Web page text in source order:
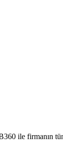
ile firmanın